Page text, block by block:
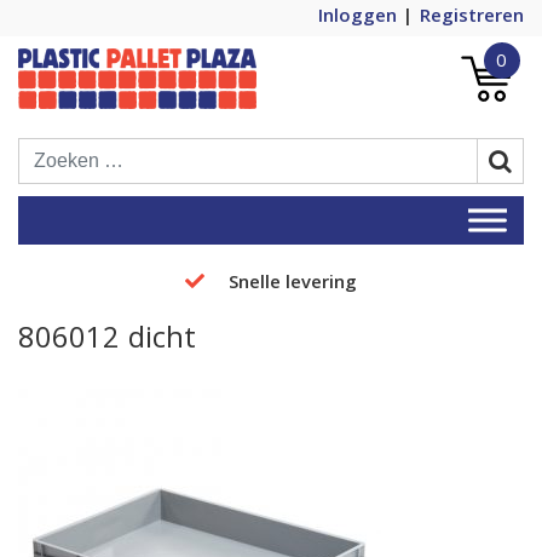
Inloggen
Registreren
Plastic Pallet Plaza
Plastic Pallets Plaza, de nummer 1 in
Europa!
0
Snelle levering
806012 dicht